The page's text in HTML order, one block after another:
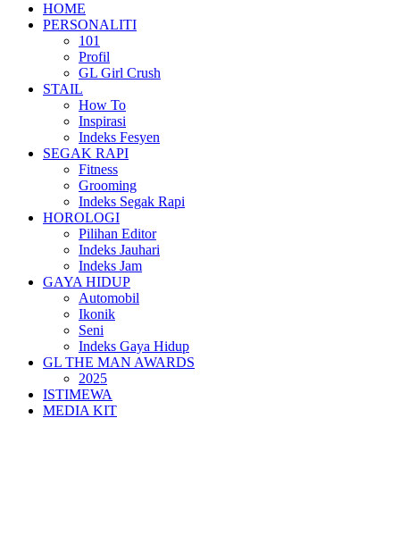
HOME
PERSONALITI
101
Profil
GL Girl Crush
STAIL
How To
Inspirasi
Indeks Fesyen
SEGAK RAPI
Fitness
Grooming
Indeks Segak Rapi
HOROLOGI
Pilihan Editor
Indeks Jauhari
Indeks Jam
GAYA HIDUP
Automobil
Ikonik
Seni
Indeks Gaya Hidup
GL THE MAN AWARDS
2025
ISTIMEWA
MEDIA KIT